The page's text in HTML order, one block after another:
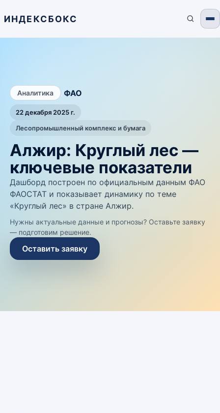
ИНДЕКСБОКС
Аналитика ФАО
22 декабря 2025 г.
Лесопромышленный комплекс и бумага
Алжир: Круглый лес —
ключевые показатели
Дашборд построен по официальным данным ФАО
ФАОСТАТ и показывает динамику по теме
«Круглый лес» в стране Алжир.
Нужны актуальные данные и прогнозы? Оставьте заявку
— подготовим решение.
Оставить заявку